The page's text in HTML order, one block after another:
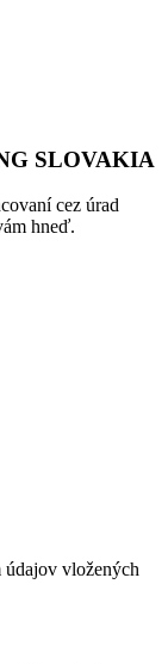
SLOVAKIA
cez úrad
hneď.
údajov vložených